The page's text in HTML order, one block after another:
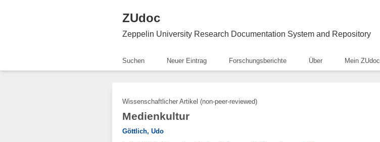
ZUdoc
Zeppelin University Research Documentation System and Repository
Suchen Neuer Eintrag Forschungsberichte Über Mein ZUdoc
Wissenschaftlicher Artikel (non-peer-reviewed)
Medienkultur
Göttlich, Udo